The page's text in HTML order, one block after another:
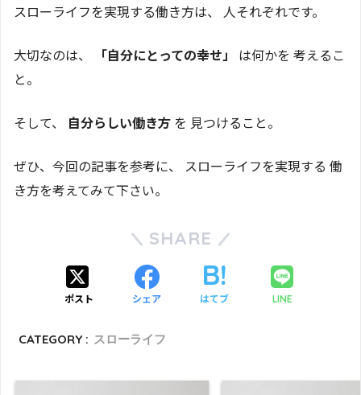
スローライフを実現する働き方は、 人それぞれです。
大切なのは、 「自分にとっての幸せ」
は何かを 考えるこ
と。
そして、 自分らしい働き方 を 見つけること。
ぜひ、今回の記事を参考に、 スローライフを実現する 働
き方を考えてみて下さい。
SHARE
ポスト シェア はてブ LINE
CATEGORY : スローライフ